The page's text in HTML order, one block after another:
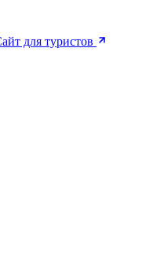
для туристов